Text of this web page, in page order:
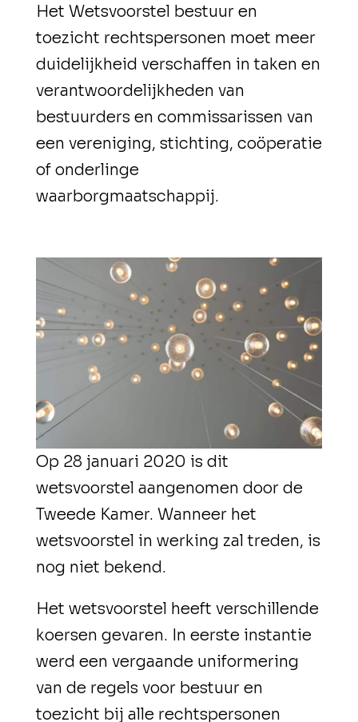
Het Wetsvoorstel bestuur en
toezicht rechtspersonen moet meer
duidelijkheid verschaffen in taken en
verantwoordelijkheden van
bestuurders en commissarissen van
een vereniging, stichting, coöperatie
of onderlinge
waarborgmaatschappij.
Op 28 januari 2020 is dit
wetsvoorstel aangenomen door de
Tweede Kamer. Wanneer het
wetsvoorstel in werking zal treden, is
nog niet bekend.
Het wetsvoorstel heeft verschillende
koersen gevaren. In eerste instantie
werd een vergaande uniformering
van de regels voor bestuur en
toezicht bij alle rechtspersonen